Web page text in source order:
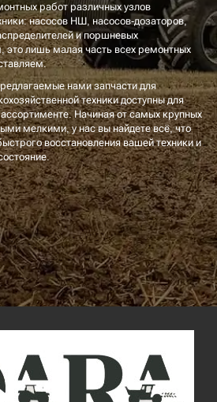
работ различных узлов
насосов НШ, насосов-дозаторов,
и поршневых
это лишь малая часть всех ремонтных
нами запчасти для
техники доступны для
Начиная от самых крупных
мелкими, у нас вы найдете всё, что
восстановления вашей техники и